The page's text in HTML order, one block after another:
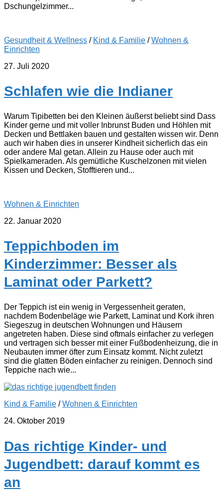
Dschungelzimmer...
Gesundheit & Wellness / Kind & Familie /Wohnen &
Einrichten
27. Juli 2020
Schlafen wie die Indianer
Warum Tipibetten bei den Kleinen äußerst beliebt sind Dass
Kinder gerne und mit voller Inbrunst Buden und Höhlen mit
Decken und Bettlaken bauen und gestalten wissen wir. Denn
auch wir haben dies in unserer Kindheit sicherlich das ein
oder andere Mal getan. Allein zu Hause oder auch mit
Spielkameraden. Als gemütliche Kuschelzonen mit vielen
Kissen und Decken, Stofftieren und...
Wohnen & Einrichten
22. Januar 2020
Teppichboden im
Kinderzimmer: Besser als
Laminat oder Parkett?
Der Teppich ist ein wenig in Vergessenheit geraten,
nachdem Bodenbeläge wie Parkett, Laminat und Kork ihren
Siegeszug in deutschen Wohnungen und Häusern
angetreten haben. Diese sind oftmals einfacher zu verlegen
und vertragen sich besser mit einer Fußbodenheizung, die in
Neubauten immer öfter zum Einsatz kommt. Nicht zuletzt
sind die glatten Böden einfacher zu reinigen. Dennoch sind
Teppiche nach wie...
Kind & Familie /Wohnen & Einrichten
24. Oktober 2019
Das richtige Kinder- und
Jugendbett: darauf kommt es
an